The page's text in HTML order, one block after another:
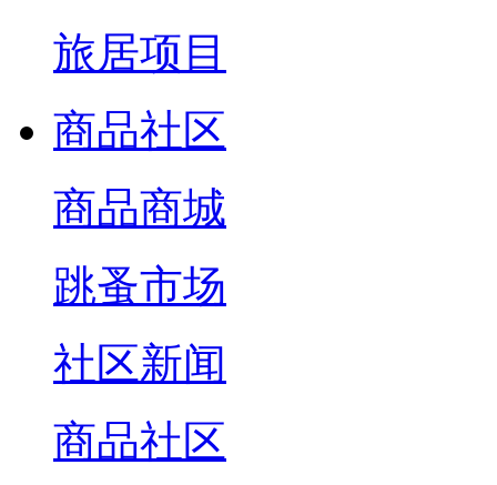
旅居项目
商品社区
商品商城
跳蚤市场
社区新闻
商品社区